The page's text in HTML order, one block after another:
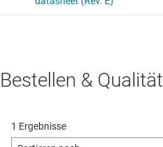
Bestellen & Qualität